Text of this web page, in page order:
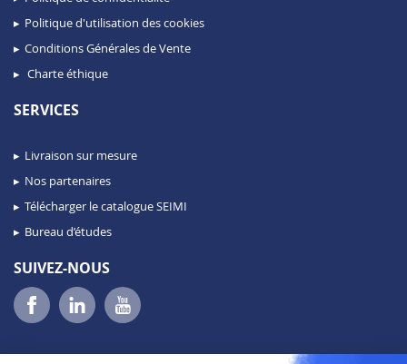
Politique d'utilisation des cookies
Conditions Générales de Vente
Charte éthique
SERVICES
Livraison sur mesure
Nos partenaires
Télécharger le catalogue SEIMI
Bureau d’études
SUIVEZ-NOUS